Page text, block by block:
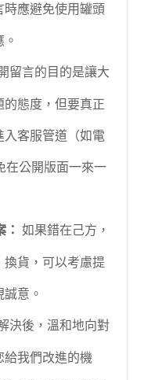
應避免使用罐頭
留言的目的是讓大
態度，但要真正
客服管道（如電
在公開版面一來一
如果錯在己方，
換貨，可以考慮提
意。
決後，溫和地向對
我們改進的機